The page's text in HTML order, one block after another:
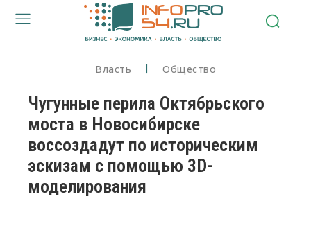
Власть Общество
Чугунные перила Октябрьского
моста в Новосибирске
воссоздадут по историческим
эскизам с помощью 3D-
моделирования